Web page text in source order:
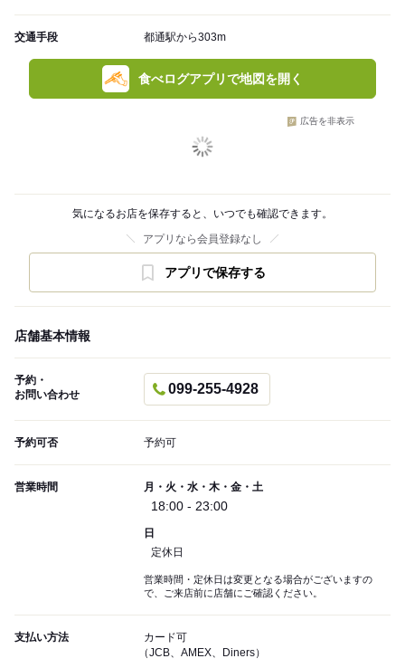
交通手段 都通駅から303m
食べログアプリで地図を開く
広告を非表示
気になるお店を保存すると、いつでも確認できます。
アプリなら会員登録なし
アプリで保存する
店舗基本情報
予約・
お問い合わせ
099-255-4928
予約可否 予約可
営業時間 月・火・水・木・金・土
18:00 - 23:00
日
定休日
営業時間・定休日は変更となる場合がございますの
で、ご来店前に店舗にご確認ください。
支払い方法
カード可
（JCB、AMEX、Diners）